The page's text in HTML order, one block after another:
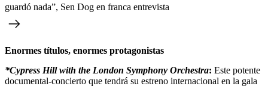
guardó nada”, Sen Dog en franca entrevista
Enormes títulos, enormes protagonistas
*Cypress Hill with the London Symphony Orchestra: Este potente
documental-concierto que tendrá su estreno internacional en la gala